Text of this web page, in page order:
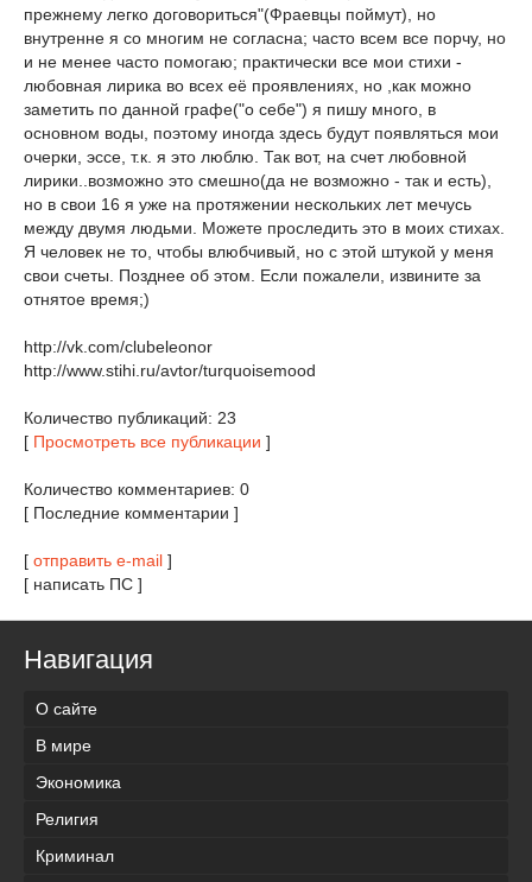
прежнему легко договориться"(Фраевцы поймут), но
внутренне я со многим не согласна; часто всем все порчу, но
и не менее часто помогаю; практически все мои стихи -
любовная лирика во всех её проявлениях, но ,как можно
заметить по данной графе("о себе") я пишу много, в
основном воды, поэтому иногда здесь будут появляться мои
очерки, эссе, т.к. я это люблю. Так вот, на счет любовной
лирики..возможно это смешно(да не возможно - так и есть),
но в свои 16 я уже на протяжении нескольких лет мечусь
между двумя людьми. Можете проследить это в моих стихах.
Я человек не то, чтобы влюбчивый, но с этой штукой у меня
свои счеты. Позднее об этом. Если пожалели, извините за
отнятое время;)
http://vk.com/clubeleonor
http://www.stihi.ru/avtor/turquoisemood
Количество публикаций: 23
[ Просмотреть все публикации ]
Количество комментариев: 0
[ Последние комментарии ]
[ отправить e-mail ]
[ написать ПС ]
Навигация
О сайте
В мире
Экономика
Религия
Криминал